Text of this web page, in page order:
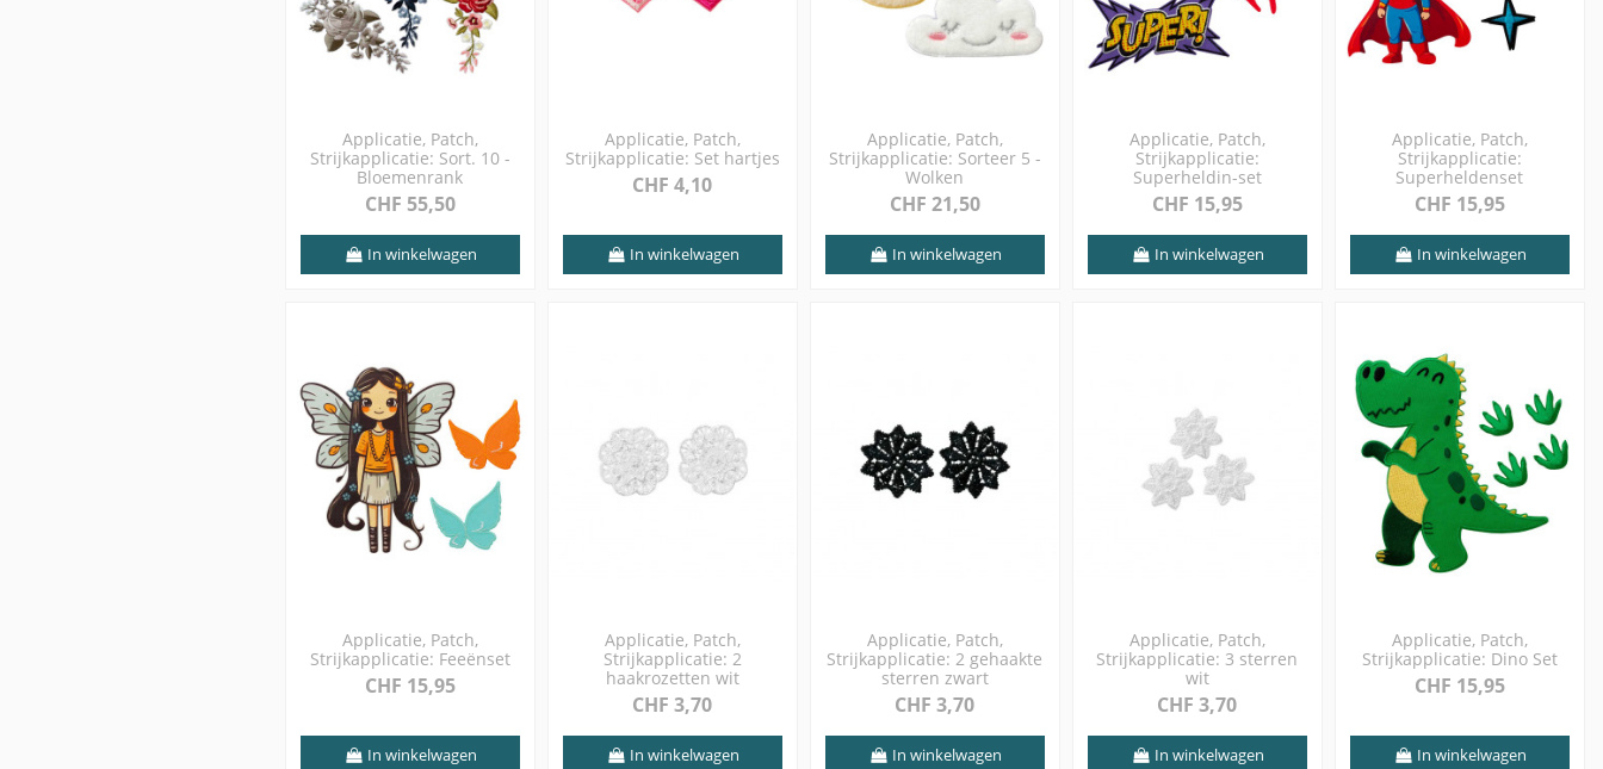
Applicatie, Patch,
Strijkapplicatie: Sort. 10 -
Bloemenrank
CHF 55,50
In winkelwagen
Applicatie, Patch,
Strijkapplicatie: Set hartjes
CHF 4,10
In winkelwagen
Applicatie, Patch,
Strijkapplicatie: Sorteer 5 -
Wolken
CHF 21,50
In winkelwagen
Applicatie, Patch,
Strijkapplicatie:
Superheldin-set
CHF 15,95
In winkelwagen
Applicatie, Patch,
Strijkapplicatie:
Superheldenset
CHF 15,95
In winkelwagen
Applicatie, Patch,
Strijkapplicatie: Feeënset
CHF 15,95
In winkelwagen
Applicatie, Patch,
Strijkapplicatie: 2
haakrozetten wit
CHF 3,70
In winkelwagen
Applicatie, Patch,
Strijkapplicatie: 2 gehaakte
sterren zwart
CHF 3,70
In winkelwagen
Applicatie, Patch,
Strijkapplicatie: 3 sterren
wit
CHF 3,70
In winkelwagen
Applicatie, Patch,
Strijkapplicatie: Dino Set
CHF 15,95
In winkelwagen